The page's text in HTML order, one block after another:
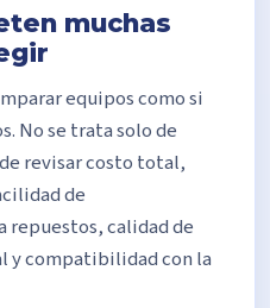
muchas
equipos como si
No se trata solo de
revisar costo total,
de
repuestos, calidad de
y compatibilidad con la